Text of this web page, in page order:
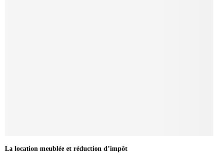
La location meublée et réduction d’impôt